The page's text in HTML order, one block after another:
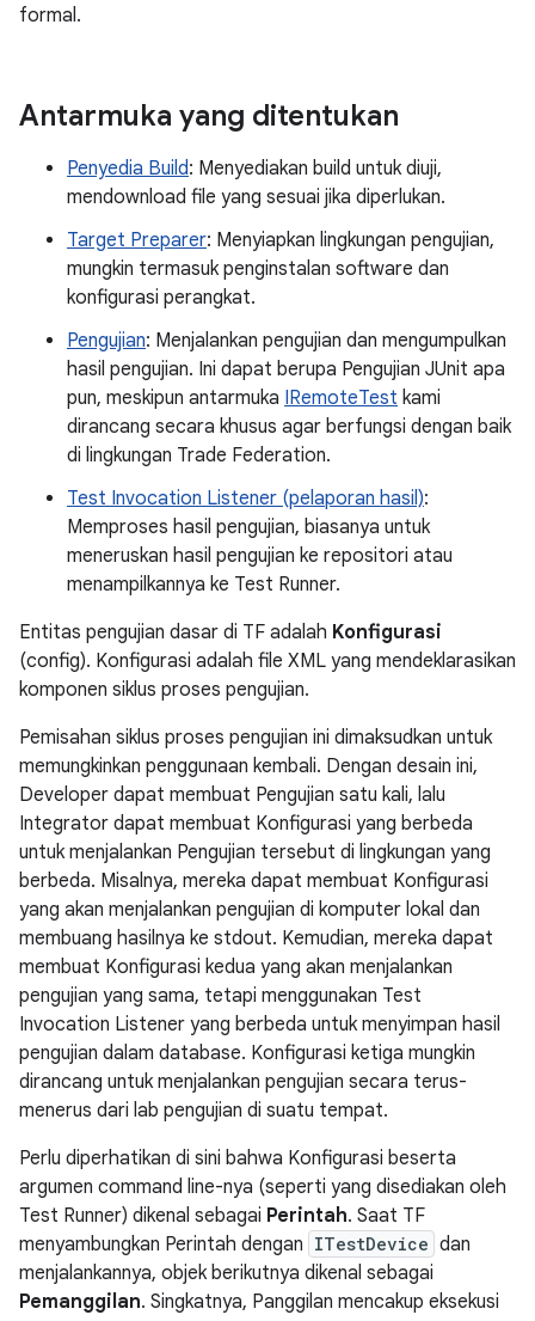
formal.
Antarmuka yang ditentukan
Penyedia Build: Menyediakan build untuk diuji,
mendownload file yang sesuai jika diperlukan.
Target Preparer: Menyiapkan lingkungan pengujian,
mungkin termasuk penginstalan software dan
konfigurasi perangkat.
Pengujian: Menjalankan pengujian dan mengumpulkan
hasil pengujian. Ini dapat berupa Pengujian JUnit apa
pun, meskipun antarmuka IRemoteTest kami
dirancang secara khusus agar berfungsi dengan baik
di lingkungan Trade Federation.
Test Invocation Listener (pelaporan hasil):
Memproses hasil pengujian, biasanya untuk
meneruskan hasil pengujian ke repositori atau
menampilkannya ke Test Runner.
Entitas pengujian dasar di TF adalah Konfigurasi
(config). Konfigurasi adalah file XML yang mendeklarasikan
komponen siklus proses pengujian.
Pemisahan siklus proses pengujian ini dimaksudkan untuk
memungkinkan penggunaan kembali. Dengan desain ini,
Developer dapat membuat Pengujian satu kali, lalu
Integrator dapat membuat Konfigurasi yang berbeda
untuk menjalankan Pengujian tersebut di lingkungan yang
berbeda. Misalnya, mereka dapat membuat Konfigurasi
yang akan menjalankan pengujian di komputer lokal dan
membuang hasilnya ke stdout. Kemudian, mereka dapat
membuat Konfigurasi kedua yang akan menjalankan
pengujian yang sama, tetapi menggunakan Test
Invocation Listener yang berbeda untuk menyimpan hasil
pengujian dalam database. Konfigurasi ketiga mungkin
dirancang untuk menjalankan pengujian secara terus-
menerus dari lab pengujian di suatu tempat.
Perlu diperhatikan di sini bahwa Konfigurasi beserta
argumen command line-nya (seperti yang disediakan oleh
Test Runner) dikenal sebagai Perintah. Saat TF
menyambungkan Perintah dengan ITestDevice dan
menjalankannya, objek berikutnya dikenal sebagai
Pemanggilan. Singkatnya, Panggilan mencakup eksekusi